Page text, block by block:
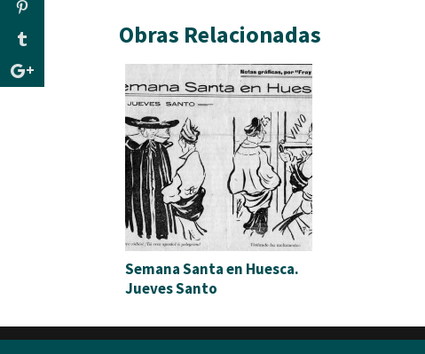
Obras Relacionadas
Semana Santa en Huesca.
Jueves Santo